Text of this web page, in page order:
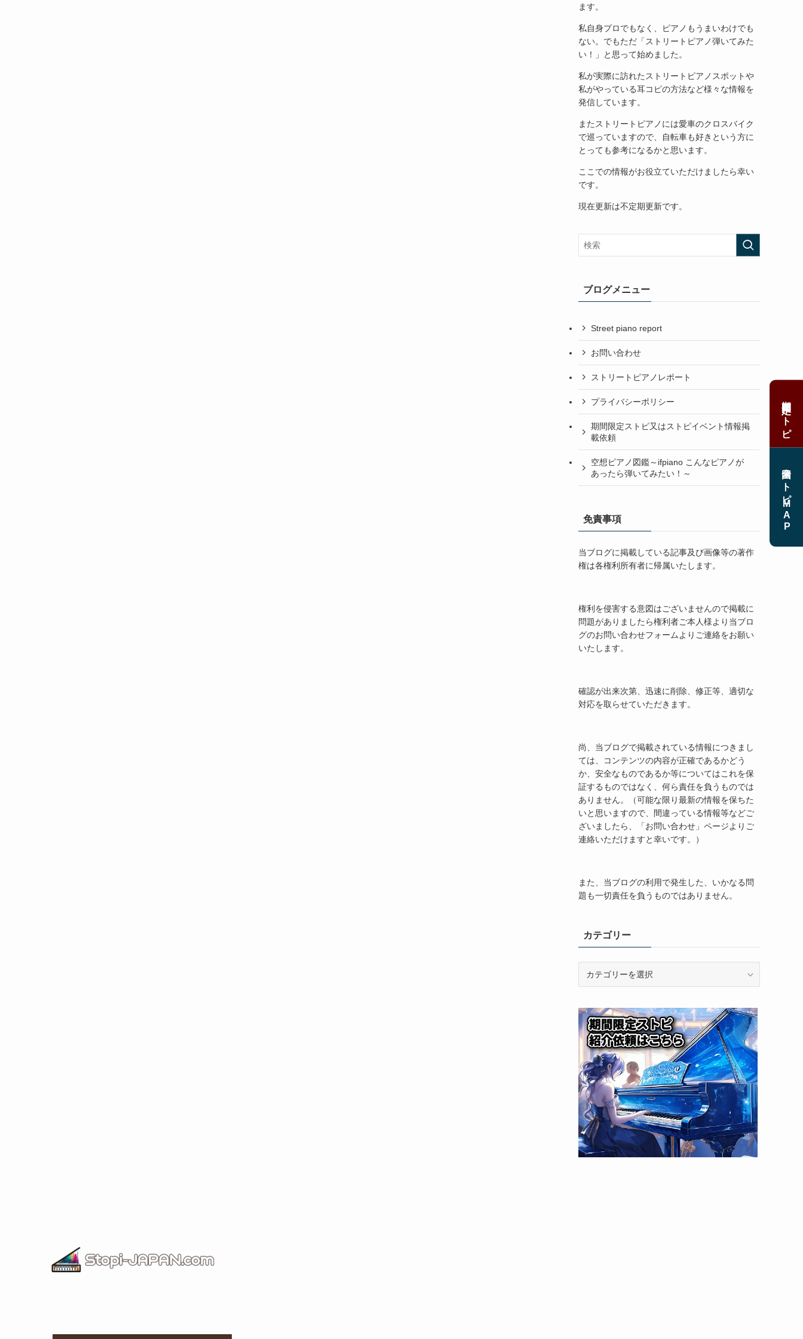
ます。
私自身プロでもなく、ピアノもうまいわけでも
ない。でもただ「ストリートピアノ弾いてみた
い！」と思って始めました。
私が実際に訪れたストリートピアノスポットや
私がやっている耳コピの方法など様々な情報を
発信しています。
またストリートピアノには愛車のクロスバイク
で巡っていますので、自転車も好きという方に
とっても参考になるかと思います。
ここでの情報がお役立ていただけましたら幸い
です。
現在更新は不定期更新です。
ブログメニュー
Street piano report
お問い合わせ
ストリートピアノレポート
プライバシーポリシー
期間限定ストピ又はストピイベント情報掲
載依頼
空想ピアノ図鑑～ifpiano こんなピアノが
あったら弾いてみたい！～
免責事項
当ブログに掲載している記事及び画像等の著作
権は各権利所有者に帰属いたします。
権利を侵害する意図はございませんので掲載に
問題がありましたら権利者ご本人様より当ブロ
グのお問い合わせフォームよりご連絡をお願い
いたします。
確認が出来次第、迅速に削除、修正等、適切な
対応を取らせていただきます。
尚、当ブログで掲載されている情報につきまし
ては、コンテンツの内容が正確であるかどう
か、安全なものであるか等についてはこれを保
証するものではなく、何ら責任を負うものでは
ありません。（可能な限り最新の情報を保ちた
いと思いますので、間違っている情報等などご
ざいましたら、「お問い合わせ」ページよりご
連絡いただけますと幸いです。）
また、当ブログの利用で発生した、いかなる問
題も一切責任を負うものではありません。
カテゴリー
リ
ー
期間限定ストピ
全国ストピMAP